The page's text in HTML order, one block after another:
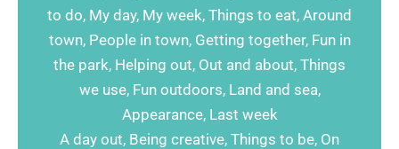
to do, My day, My week, Things to eat, Around
town, People in town, Getting together, Fun in
the park, Helping out, Out and about, Things
we use, Fun outdoors, Land and sea,
Appearance, Last week
A day out, Being creative, Things to be, On